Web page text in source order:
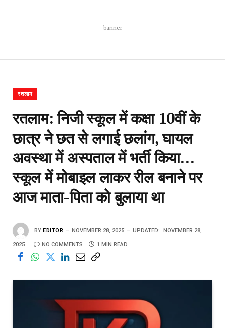
banner
रतलाम
रतलाम: निजी स्कूल में कक्षा 10वीं के
छात्र ने छत से लगाई छलांग, घायल
अवस्था में अस्पताल में भर्ती किया…
स्कूल में मोबाइल लाकर रील बनाने पर
आज माता-पिता को बुलाया था
BY EDITOR NOVEMBER 28, 2025 UPDATED: NOVEMBER 28,
2025 NO COMMENTS 1 MIN READ